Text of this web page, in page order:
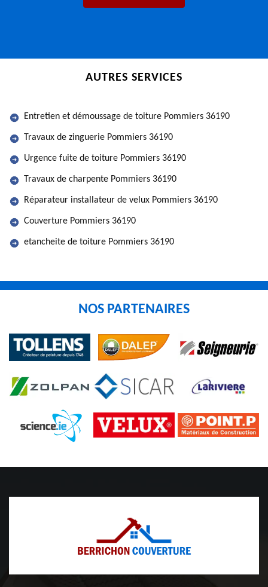
AUTRES SERVICES
Entretien et démoussage de toiture Pommiers 36190
Travaux de zinguerie Pommiers 36190
Urgence fuite de toiture Pommiers 36190
Travaux de charpente Pommiers 36190
Réparateur installateur de velux Pommiers 36190
Couverture Pommiers 36190
etancheite de toiture Pommiers 36190
NOS PARTENAIRES